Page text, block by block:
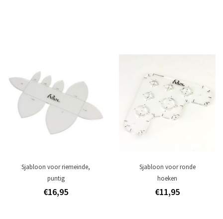
Sjabloon voor riemeinde,
puntig
€16,95
Sjabloon voor ronde
hoeken
€11,95